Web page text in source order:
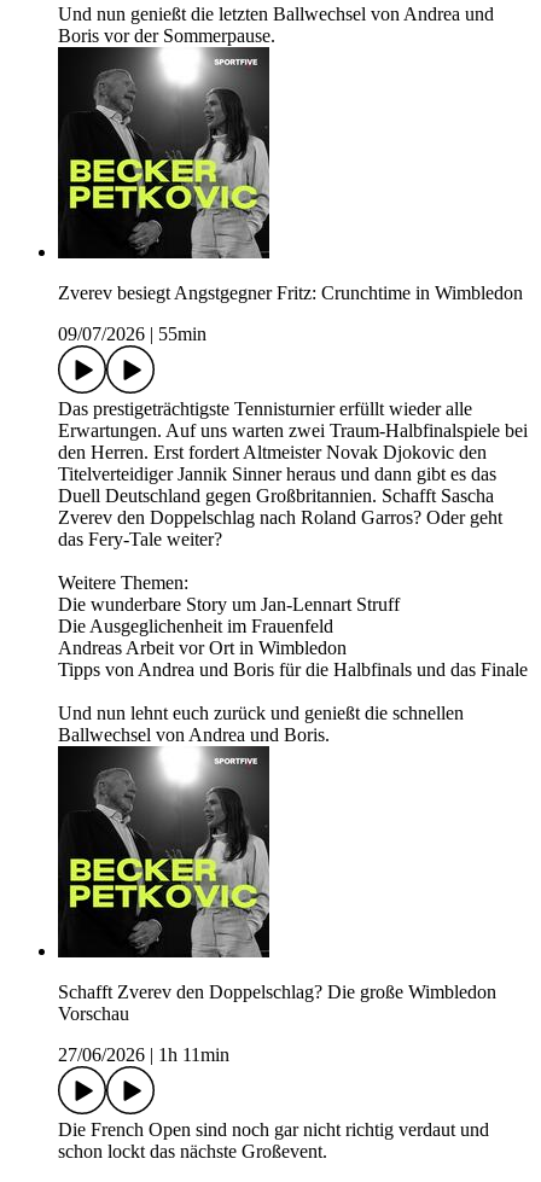
Und nun genießt die letzten Ballwechsel von Andrea und
Boris vor der Sommerpause.
Zverev besiegt Angstgegner Fritz: Crunchtime in Wimbledon
09/07/2026
55min
Das prestigeträchtigste Tennisturnier erfüllt wieder alle
Erwartungen. Auf uns warten zwei Traum-Halbfinalspiele bei
den Herren. Erst fordert Altmeister Novak Djokovic den
Titelverteidiger Jannik Sinner heraus und dann gibt es das
Duell Deutschland gegen Großbritannien. Schafft Sascha
Zverev den Doppelschlag nach Roland Garros? Oder geht
das Fery-Tale weiter?
Weitere Themen:
Die wunderbare Story um Jan-Lennart Struff
Die Ausgeglichenheit im Frauenfeld
Andreas Arbeit vor Ort in Wimbledon
Tipps von Andrea und Boris für die Halbfinals und das Finale
Und nun lehnt euch zurück und genießt die schnellen
Ballwechsel von Andrea und Boris.
Schafft Zverev den Doppelschlag? Die große Wimbledon
Vorschau
27/06/2026
1h 11min
Die French Open sind noch gar nicht richtig verdaut und
schon lockt das nächste Großevent.